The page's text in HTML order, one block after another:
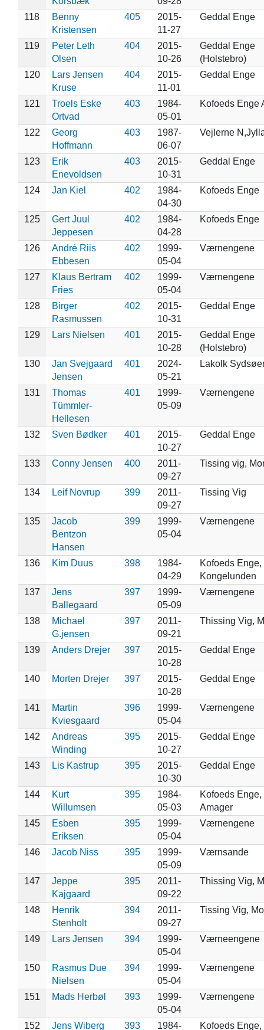
118
Benny
Kristensen
405
2015-
11-27
Geddal Enge
119
Peter Leth
Olsen
404
2015-
10-26
Geddal Enge
(Holstebro)
120
Lars Jensen
Kruse
404
2015-
11-01
Geddal Enge
121
Troels Eske
Ortvad
403
1984-
05-01
Kofoeds Enge
122
Georg
Hoffmann
403
1987-
06-07
Vejlerne
123
Erik
Enevoldsen
403
2015-
10-31
Geddal Enge
124 Jan Kiel 402
1984-
04-30
Kofoeds Enge
125
Gert Juul
Jeppesen
402
1984-
04-28
Kofoeds Enge
126
André Riis
Ebbesen
402
1999-
05-04
Værnengene
127
Klaus Bertram
Fries
402
1999-
05-04
Værnengene
128
Birger
Rasmussen
402
2015-
10-31
Geddal Enge
129 Lars Nielsen 401
2015-
10-28
Geddal Enge
(Holstebro)
130
Jan Svejgaard
Jensen
401
2024-
05-21
Lakolk
131
Thomas
Tümmler-
Hellesen
401
1999-
05-09
Værnengene
132 Sven Bødker 401
2015-
10-27
Geddal Enge
133 Conny Jensen 400
2011-
09-27
Tissing vig,
134 Leif Novrup 399
2011-
09-27
Tissing Vig
135
Jacob
Bentzon
Hansen
399
1999-
05-04
Værnengene
136 Kim Duus 398
1984-
04-29
Kofoeds Enge,
Kongelunden
137
Jens
Ballegaard
397
1999-
05-09
Værnengene
138
Michael
G.jensen
397
2011-
09-21
Thissing Vig,
139 Anders Drejer 397
2015-
10-28
Geddal Enge
140 Morten Drejer 397
2015-
10-28
Geddal Enge
141
Martin
Kviesgaard
396
1999-
05-04
Værnengene
142
Andreas
Winding
395
2015-
10-27
Geddal Enge
143 Lis Kastrup 395
2015-
10-30
Geddal Enge
144
Kurt
Willumsen
395
1984-
05-03
Kofoeds Enge,
Amager
145
Esben
Eriksen
395
1999-
05-04
Værnengene
146 Jacob Niss 395
1999-
05-09
Værnsande
147
Jeppe
Kajgaard
395
2011-
09-22
Thissing Vig,
148
Henrik
Stenholt
394
2011-
09-27
Tissing Vig,
149 Lars Jensen 394
1999-
05-04
Værneengene
150
Rasmus Due
Nielsen
394
1999-
05-04
Værnengene
151 Mads Herbøl 393
1999-
05-04
Værnengene
152 Jens Wiberg 393 1984- Kofoeds Enge,